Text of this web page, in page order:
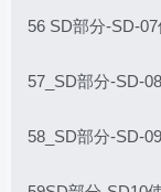
56 SD部分-SD-
57_SD部分-SD-
58_SD部分-SD-